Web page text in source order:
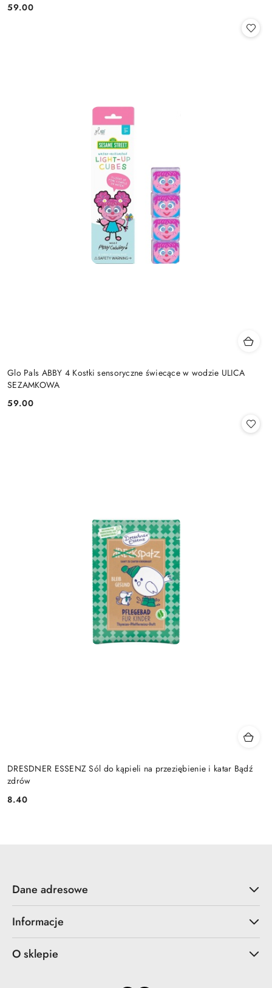
Cena:
59.00
Glo Pals ABBY 4 Kostki sensoryczne świecące w wodzie ULICA
SEZAMKOWA
Cena:
59.00
DRESDNER ESSENZ Sól do kąpieli na przeziębienie i katar Bądź
zdrów
Cena:
8.40
Dane adresowe
Informacje
O sklepie